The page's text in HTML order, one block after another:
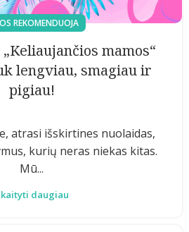
REKOMENDUOJA
mamos“
lengviau, smagiau ir
pigiau!
atrasi išskirtines nuolaidas,
kurių neras niekas kitas.
Mū...
daugiau